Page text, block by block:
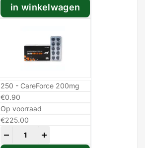
in winkelwagen
250 - CareForce 200mg
€0.90
Op voorraad
€225.00